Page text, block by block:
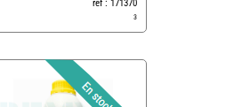
ref : 171370
3